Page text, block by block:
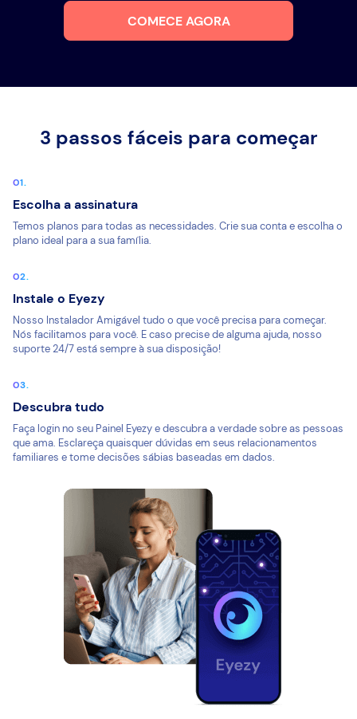
COMECE AGORA
3 passos fáceis para começar
Escolha a assinatura
Temos planos para todas as necessidades. Crie sua conta e escolha o
plano ideal para a sua família.
Instale o Eyezy
Nosso Instalador Amigável tudo o que você precisa para começar.
Nós facilitamos para você. E caso precise de alguma ajuda, nosso
suporte 24/7 está sempre à sua disposição!
Descubra tudo
Faça login no seu Painel Eyezy e descubra a verdade sobre as pessoas
que ama. Esclareça quaisquer dúvidas em seus relacionamentos
familiares e tome decisões sábias baseadas em dados.